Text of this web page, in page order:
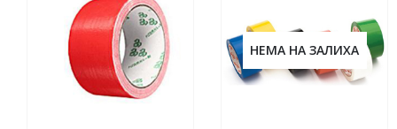
НЕМА НА ЗАЛИХА